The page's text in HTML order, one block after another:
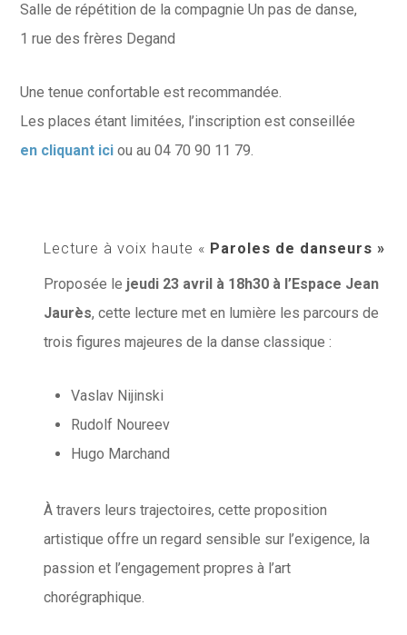
Salle de répétition de la compagnie Un pas de danse,
1 rue des frères Degand
Une tenue confortable est recommandée.
Les places étant limitées, l’inscription est conseillée
en cliquant iciou au 04 70 90 11 79.
Lecture à voix haute « Paroles de danseurs »
Proposée le jeudi 23 avril à 18h30 à l’Espace Jean
Jaurès, cette lecture met en lumière les parcours de
trois figures majeures de la danse classique :
Vaslav Nijinski
Rudolf Noureev
Hugo Marchand
À travers leurs trajectoires, cette proposition
artistique offre un regard sensible sur l’exigence, la
passion et l’engagement propres à l’art
chorégraphique.